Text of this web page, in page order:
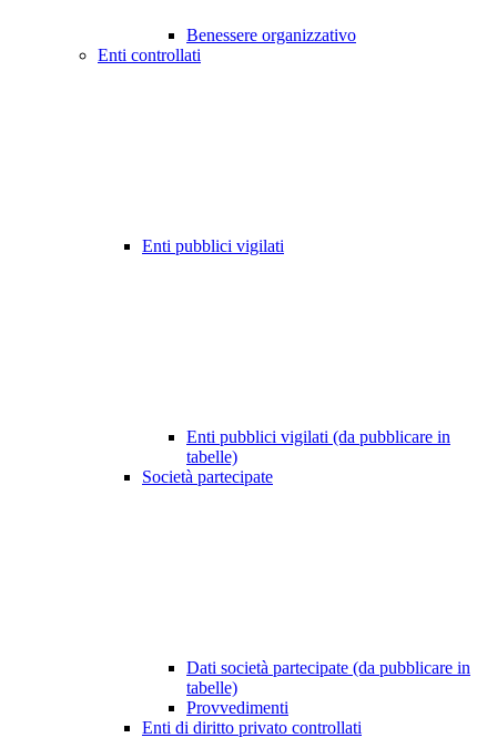
Benessere organizzativo
Enti controllati
Enti pubblici vigilati
Enti pubblici vigilati (da pubblicare in
tabelle)
Società partecipate
Dati società partecipate (da pubblicare in
tabelle)
Provvedimenti
Enti di diritto privato controllati